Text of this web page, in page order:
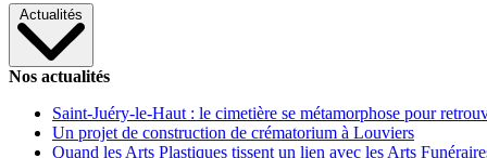
Actualités
Nos actualités
Saint-Juéry-le-Haut : le cimetière se métamorphose pour
Un projet de construction de crématorium à Louviers
Quand les Arts Plastiques tissent un lien avec les Arts